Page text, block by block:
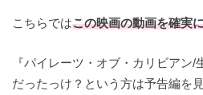
こちらではこの映画の動画を確実
『パイレーツ・オブ・カリビアン
だったっけ？という方は予告編を